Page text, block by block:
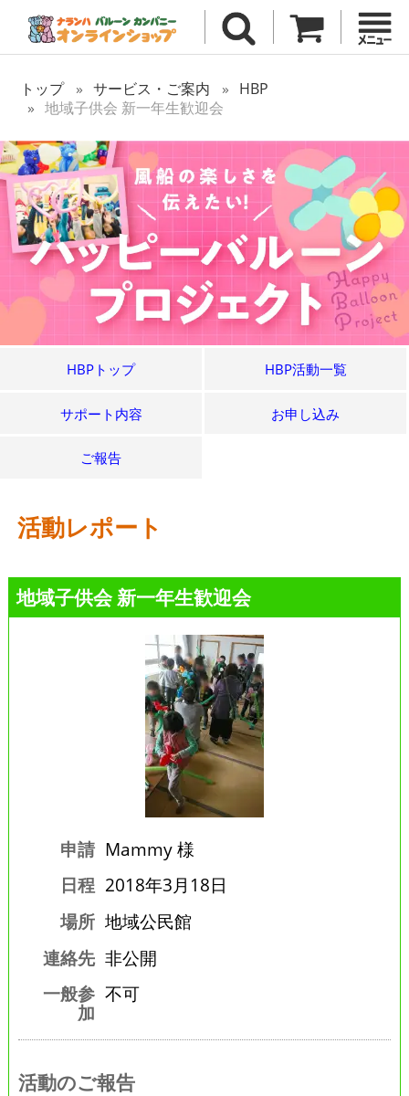
トップ サービス・ご案内
HBP
地域子供会 新一年生歓迎会
HBPトップ HBP活動一覧
サポート内容 お申し込み
ご報告
活動レポート
地域子供会 新一年生歓迎会
申請 Mammy 様
日程 2018年3月18日
場所 地域公民館
連絡先 非公開
一般参
加
不可
活動のご報告